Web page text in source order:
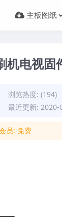
主板图纸
机电视固
浏览热度: (194)
最近更新: 2020-
员:免费